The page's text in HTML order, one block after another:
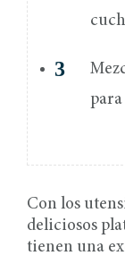
Con los
deliciosos
tienen una